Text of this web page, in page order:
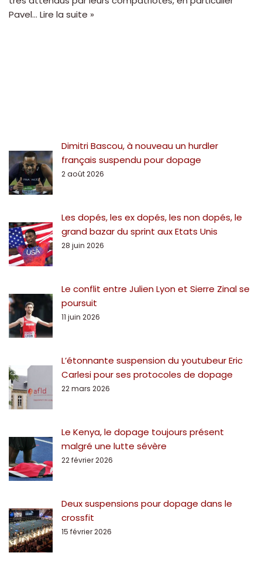
Pavel… Lire la suite »
Dimitri Bascou, à nouveau un hurdler
français suspendu pour dopage
2 août 2026
Les dopés, les ex dopés, les non dopés, le
grand bazar du sprint aux Etats Unis
28 juin 2026
Le conflit entre Julien Lyon et Sierre Zinal se
poursuit
11 juin 2026
L’étonnante suspension du youtubeur Eric
Carlesi pour ses protocoles de dopage
22 mars 2026
Le Kenya, le dopage toujours présent
malgré une lutte sévère
22 février 2026
Deux suspensions pour dopage dans le
crossfit
15 février 2026